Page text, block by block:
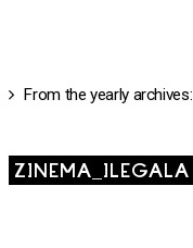
From the yearly archives:
ZINEMA_ILEGALA